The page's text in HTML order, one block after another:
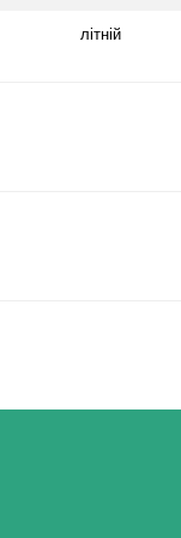
літній